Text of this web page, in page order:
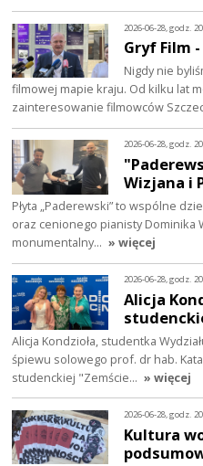
2026-06-28, godz.
Gryf Film
Nigdy nie
filmowej mapie kraju. Od kilku lat
zainteresowanie filmowców
2026-06-28, godz.
Wizjana i
Płyta „Paderewski” to wspólne
oraz cenionego pianisty Dominika
monumentalny… » więcej
2026-06-28, godz.
Alicja
Alicja Kondzioła, studentka
śpiewu solowego prof. dr hab.
studenckiej "Zemście… » więcej
2026-06-28, godz.
Kultura